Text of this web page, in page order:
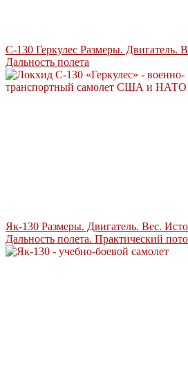
C-130 Геркулес Размеры. Двигатель.
Дальность полета
Як-130 Размеры. Двигатель. Вес.
Дальность полета. Практический